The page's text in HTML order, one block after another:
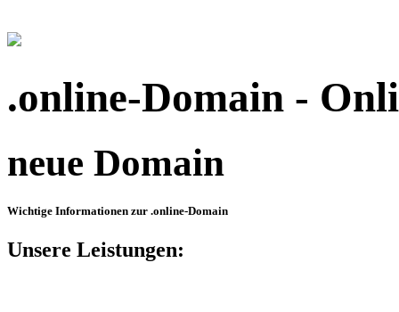
.online-Domain -
neue Domain
Wichtige Informationen zur .online-Domain
Unsere Leistungen: